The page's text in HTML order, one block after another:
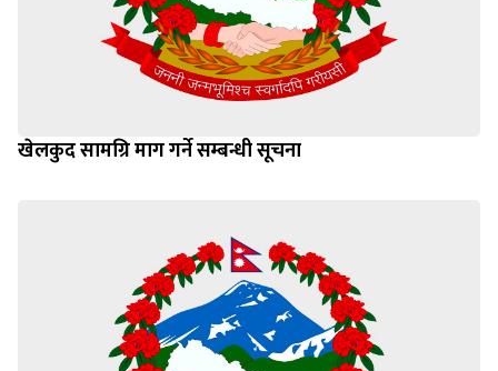
खेलकुद सामग्रि माग गर्ने सम्बन्धी सूचना